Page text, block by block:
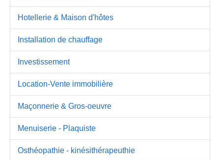
Hotellerie & Maison d'hôtes
Installation de chauffage
Investissement
Location-Vente immobilière
Maçonnerie & Gros-oeuvre
Menuiserie - Plaquiste
Osthéopathie - kinésithérapeuthie